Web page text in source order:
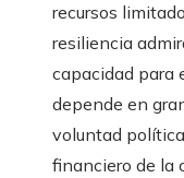
recursos
resiliencia
capacidad para
depende en
voluntad
financiero de la